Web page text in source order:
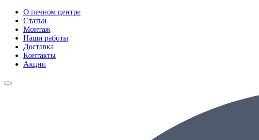
О печном центре
Статьи
Монтаж
Наши работы
Доставка
Контакты
Акции